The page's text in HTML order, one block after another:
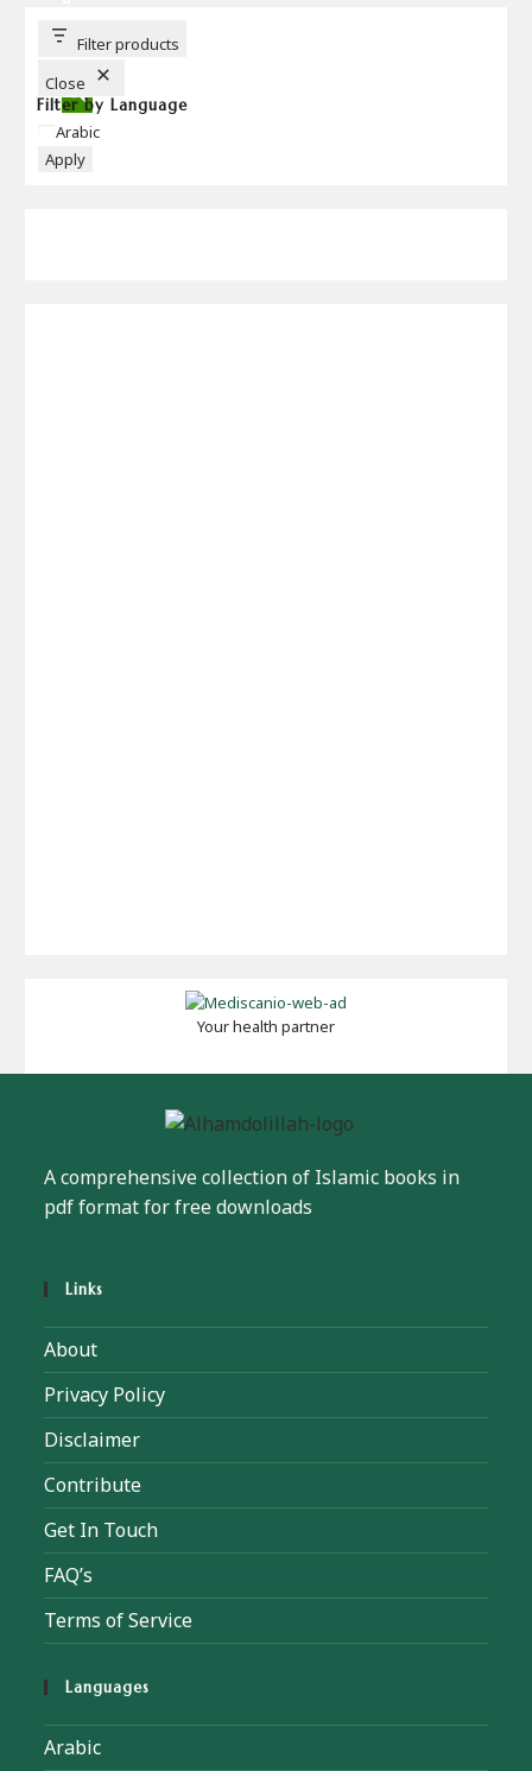
T
T
Filter products
Close
Filter by Language
Language
Arabic
Apply
Your health partner
A comprehensive collection of Islamic books in
pdf format for free downloads
Links
About
Privacy Policy
Disclaimer
Contribute
Get In Touch
FAQ’s
Terms of Service
Languages
Arabic